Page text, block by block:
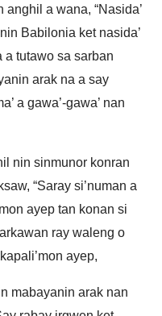
a wana, “Nasida’
Babilonia ket nasida’
tutawo sa sarban
arak na a say
a gawa’-gawa’ nan
nin sinmunor konran
“Saray si’numan a
ayep tan konan si
ray waleng o
ayep,
mabayanin arak nan